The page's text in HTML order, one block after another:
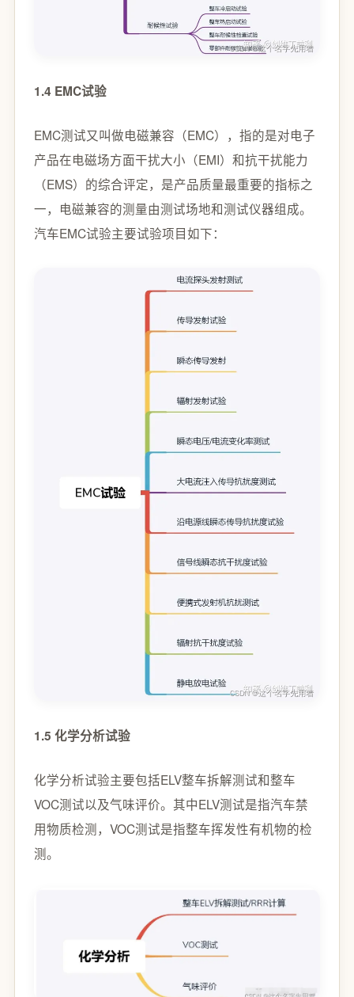
1.4 EMC试验
EMC测试又叫做电磁兼容（EMC），指的是对电子
产品在电磁场方面干扰大小（EMI）和抗干扰能力
（EMS）的综合评定，是产品质量最重要的指标之
一，电磁兼容的测量由测试场地和测试仪器组成。
汽车EMC试验主要试验项目如下：
1.5 化学分析试验
化学分析试验主要包括ELV整车拆解测试和整车
VOC测试以及气味评价。其中ELV测试是指汽车禁
用物质检测，VOC测试是指整车挥发性有机物的检
测。